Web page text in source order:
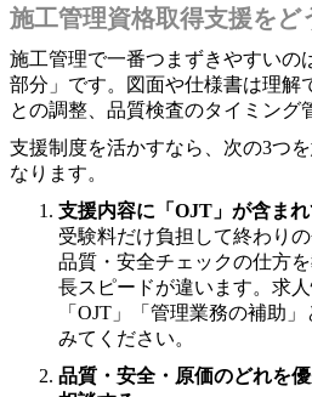
施工管理資格取得支援をど
施工管理で一番つまずきやすいの
部分」です。図面や仕様書は理解
との調整、品質検査のタイミング
支援制度を活かすなら、次の3つ
なります。
支援内容に「OJT」が含ま
受験料だけ負担して終わり
品質・安全チェックの仕方
長スピードが違います。求人
「OJT」「管理業務の補助
みてください。
品質・安全・原価のどれを